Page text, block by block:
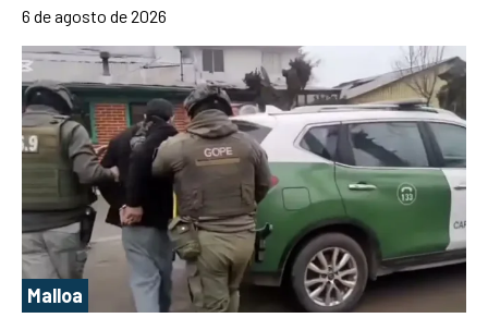
6 de agosto de 2026
Malloa